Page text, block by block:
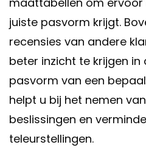
juiste pasvorm krijgt.
recensies van andere
beter inzicht te krijgen in
pasvorm van een
helpt u bij het nemen
beslissingen en
teleurstellingen.